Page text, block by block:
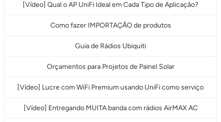
[Vídeo] Qual o AP UniFi Ideal em Cada Tipo de Aplicação?
Como fazer IMPORTAÇÃO de produtos
Guia de Rádios Ubiquiti
Orçamentos para Projetos de Painel Solar
[Vídeo] Lucre com WiFi Premium usando UniFi como serviço
[Vídeo] Entregando MUITA banda com rádios AirMAX AC